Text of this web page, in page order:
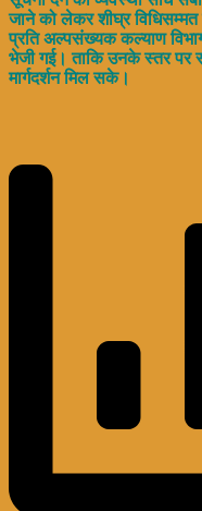
जाने को लेकर शीघ्र
प्रति अल्पसंख्यक कल्याण
भेजी गई। ताकि उनके स्तर पर
मार्गदर्शन मिल सके।